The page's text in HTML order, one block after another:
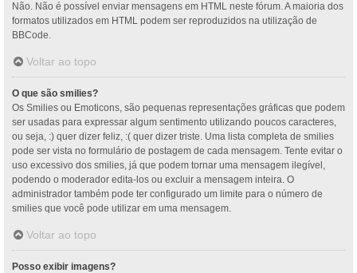
Não. Não é possível enviar mensagens em HTML neste fórum. A maioria dos
formatos utilizados em HTML podem ser reproduzidos na utilização de
BBCode.
Voltar ao topo
O que são smilies?
Os Smilies ou Emoticons, são pequenas representações gráficas que podem
ser usadas para expressar algum sentimento utilizando poucos caracteres,
ou seja, :) quer dizer feliz, :( quer dizer triste. Uma lista completa de smilies
pode ser vista no formulário de postagem de cada mensagem. Tente evitar o
uso excessivo dos smilies, já que podem tornar uma mensagem ilegível,
podendo o moderador edita-los ou excluir a mensagem inteira. O
administrador também pode ter configurado um limite para o número de
smilies que você pode utilizar em uma mensagem.
Voltar ao topo
Posso exibir imagens?